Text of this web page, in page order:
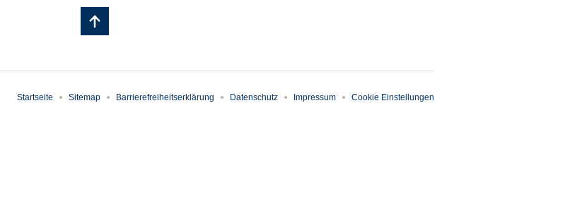
Startseite Sitemap Barrierefreiheitserklärung Datenschutz Impressum Cookie Einstellungen